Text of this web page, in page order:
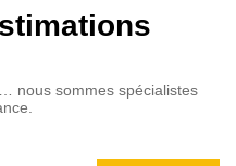
nous sommes spécialistes